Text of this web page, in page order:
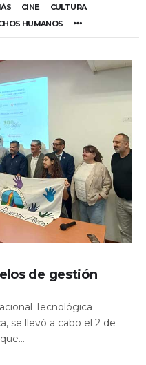
CINE
CULTURA
HUMANOS
de gestión
Tecnológica
se llevó a cabo el 2 de